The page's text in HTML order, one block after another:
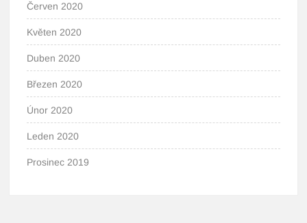
Červen 2020
Květen 2020
Duben 2020
Březen 2020
Únor 2020
Leden 2020
Prosinec 2019